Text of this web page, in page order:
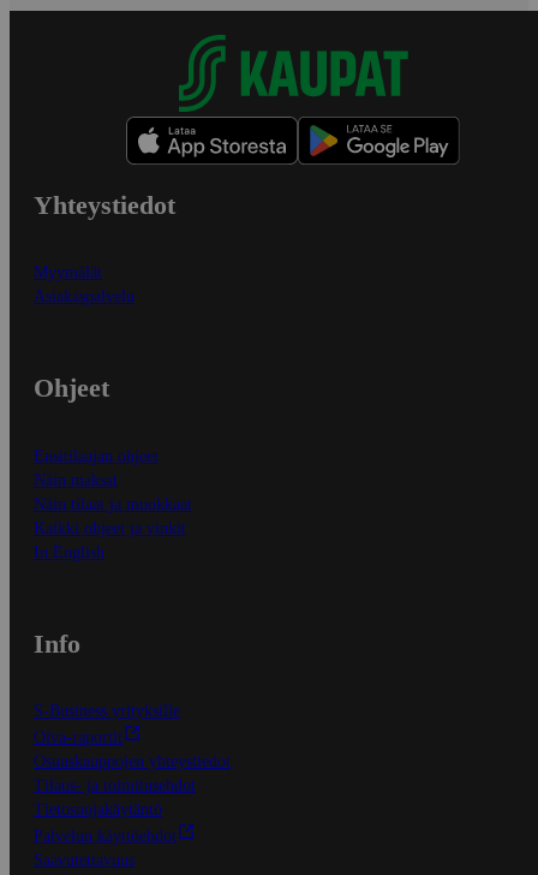
Yhteystiedot
Myymälät
Asiakaspalvelu
Ohjeet
Ensitilaajan ohjeet
Näin maksat
Näin tilaat ja muokkaat
Kaikki ohjeet ja vinkit
In English
Info
S-Business yrityksille
Oiva-raportit
Osuuskauppojen yhteystiedot
Tilaus- ja toimitusehdot
Tietosuojakäytäntö
Palvelun käyttöehdot
Saavutettavuus